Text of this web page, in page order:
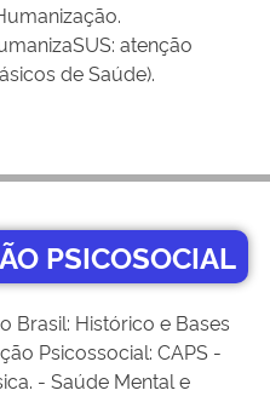
atenção
de Saúde).
PSICOSOCIAL
Brasil: Histórico e Bases
Psicossocial: CAPS -
- Saúde Mental e